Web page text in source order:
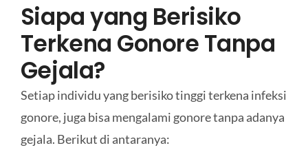
Siapa yang Berisiko
Terkena Gonore Tanpa
Gejala?
Setiap individu yang berisiko tinggi terkena infeksi
gonore, juga bisa mengalami gonore tanpa adanya
gejala. Berikut di antaranya: